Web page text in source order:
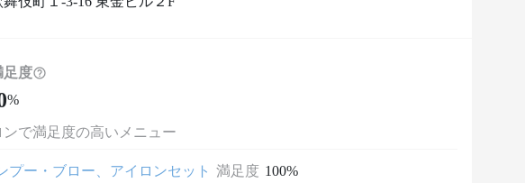
足度
%
で満足度の高いメニュー
プー・ブロー、アイロンセット 満足度 100%